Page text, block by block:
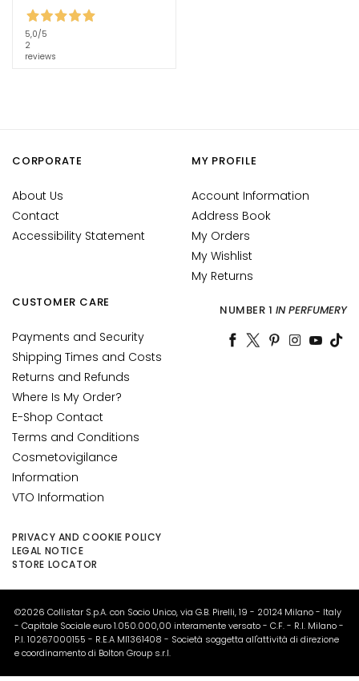
L
i
f
t
r
h
t
i
g
A
c
i
d
o
i
a
l
r
o
n
i
c
o
P
r
5,0/5
2
reviews
CORPORATE
About Us
Contact
Accessibility Statement
CUSTOMER CARE
Payments and Security
Shipping Times and Costs
Returns and Refunds
Where Is My Order?
E-Shop Contact
Terms and Conditions
Cosmetovigilance
Information
VTO Information
PRIVACY AND COOKIE POLICY
LEGAL NOTICE
STORE LOCATOR
MY PROFILE
Account Information
Address Book
My Orders
My Wishlist
My Returns
NUMBER 1 IN PERFUMERY
©2026 Collistar S.p.A. con Socio Unico, via G.B. Pirelli, 19 - 20124 Milano - Italy
- Capitale Sociale euro 1.050.000,00 interamente versato - C.F. - R.I. Milano -
P.I. 10267000155 - R.E.A MI1361408 - Società soggetta all'attività di direzione
e coordinamento di Bolton Group s.r.l.